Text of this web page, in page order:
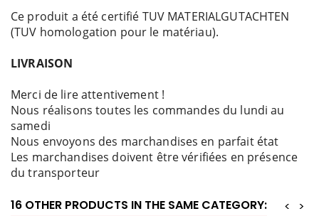
Ce produit a été certifié TUV MATERIALGUTACHTEN
(TUV homologation pour le matériau).
LIVRAISON
Merci de lire attentivement !
Nous réalisons toutes les commandes du lundi au
samedi
Nous envoyons des marchandises en parfait état
Les marchandises doivent être vérifiées en présence
du transporteur
16 OTHER PRODUCTS IN THE SAME CATEGORY: >
<